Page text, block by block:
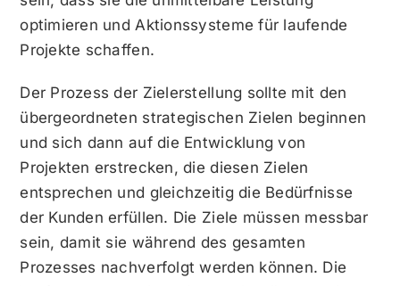
optimieren und Aktionssysteme für laufende
Projekte schaffen.
Der Prozess der Zielerstellung sollte mit den
übergeordneten strategischen Zielen beginnen
und sich dann auf die Entwicklung von
Projekten erstrecken, die diesen Zielen
entsprechen und gleichzeitig die Bedürfnisse
der Kunden erfüllen. Die Ziele müssen messbar
sein, damit sie während des gesamten
Prozesses nachverfolgt werden können. Die